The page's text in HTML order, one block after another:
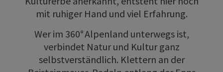
mit ruhiger Hand und viel Erfahrung.
Wer im 360° Alpenland unterwegs ist,
verbindet Natur und Kultur ganz
selbstverständlich. Klettern an der